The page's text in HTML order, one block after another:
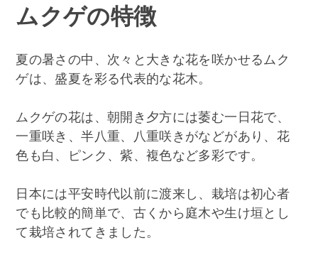
ムクゲの特徴
夏の暑さの中、次々と大きな花を咲かせるムク
ゲは、盛夏を彩る代表的な花木。
ムクゲの花は、朝開き夕方には萎む一日花で、
一重咲き、半八重、八重咲きがなどがあり、花
色も白、ピンク、紫、複色など多彩です。
日本には平安時代以前に渡来し、栽培は初心者
でも比較的簡単で、古くから庭木や生け垣とし
て栽培されてきました。